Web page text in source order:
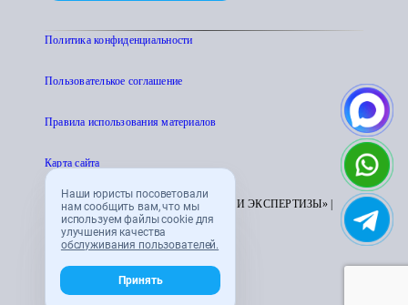
Наши юристы посоветовали
нам сообщить вам, что мы
используем файлы cookie для
улучшения качества
обслуживания пользователей.
Принять
Политика конфиденциальности
Пользователькое соглашение
Правила использования материалов
Карта сайта
© 1995 - 2026 «ЦЕНТР АТТЕСТАЦИИ И ЭКСПЕРТИЗЫ» |
CENTRATTEK.RU